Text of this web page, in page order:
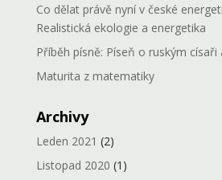
Co dělat právě nyní v české
Realistická ekologie a energetika
Příběh písně: Píseň o ruským císaři
Maturita z matematiky
Archivy
Leden 2021 (2)
Listopad 2020 (1)